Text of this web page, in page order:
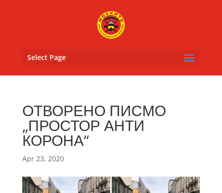
Select Page
ОТВОРЕНО ПИСМО
„ПРОСТОР АНТИ
КОРОНА“
Apr 23, 2020